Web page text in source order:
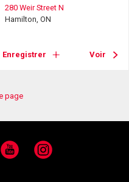
280 Weir Street N
Hamilton, ON
Enregistrer Voir
page
YouTube Instagram